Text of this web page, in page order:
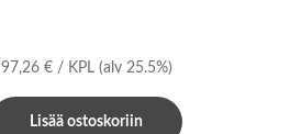
97,26 €/ KPL (alv 25.5%)
Lisää ostoskoriin